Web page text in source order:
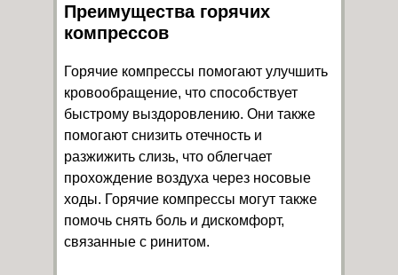
Преимущества горячих
компрессов
Горячие компрессы помогают улучшить
кровообращение, что способствует
быстрому выздоровлению. Они также
помогают снизить отечность и
разжижить слизь, что облегчает
прохождение воздуха через носовые
ходы. Горячие компрессы могут также
помочь снять боль и дискомфорт,
связанные с ринитом.